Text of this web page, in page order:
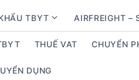
TBYT
h
AIRFREIGHT –
THUẾ VAT CHUYỂN
DỤNG